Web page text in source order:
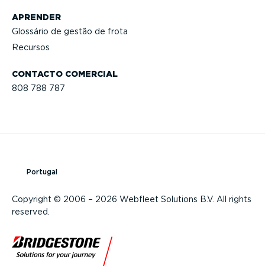
CONTACTO COMERCIAL
808 788 787
APRENDER
Glossário de gestão de frota
Recursos
Copyright © 2006 – 2026 Webfleet Solutions B.V. All rights
reserved.
Portugal